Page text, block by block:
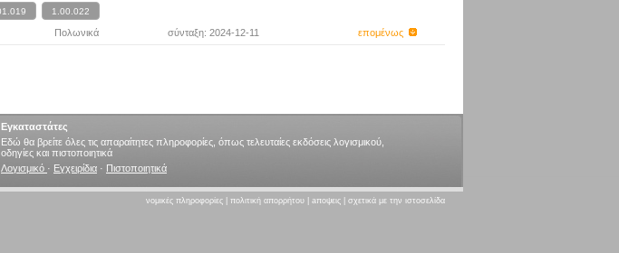
Πολωνικά σύνταξη: 2024-12-11 επομένως
Εγκαταστάτες
Εδώ θα βρείτε όλες τις απαραίτητες πληροφορίες, όπως τελευταίες εκδόσεις λογισμικού,
οδηγίες και πιστοποιητικά
Λογισμικό · Εγχειρίδια · Πιστοποιητικά
νομικές πληροφορίες πολιτική απορρήτου aποψεις σχετικά με την ιστοσελίδα